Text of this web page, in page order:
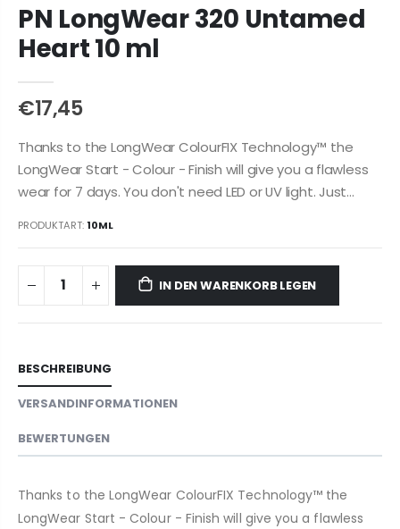
PN LongWear 320 Untamed
Heart 10 ml
€17,45
Thanks to the LongWear ColourFIX Technology™ the
LongWear Start - Colour - Finish will give you a flawless
wear for 7 days. You don't need LED or UV light. Just...
PRODUKTART:10ML
IN DEN WARENKORB LEGEN
BESCHREIBUNG
VERSANDINFORMATIONEN
BEWERTUNGEN
Thanks to the LongWear ColourFIX Technology™ the
LongWear Start - Colour - Finish will give you a flawless